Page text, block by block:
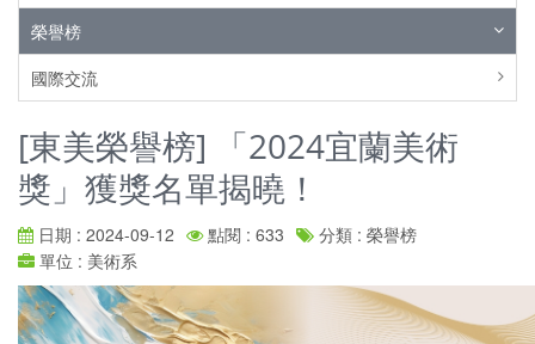
榮譽榜
國際交流
[東美榮譽榜] 「2024宜蘭美術
獎」獲獎名單揭曉！
日期 : 2024-09-12 點閱 : 633
分類 : 榮譽榜
單位 : 美術系